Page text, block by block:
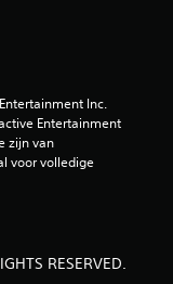
r
d
l
Inc.
Entertainment
zijn van
voor volledige
RESERVED.